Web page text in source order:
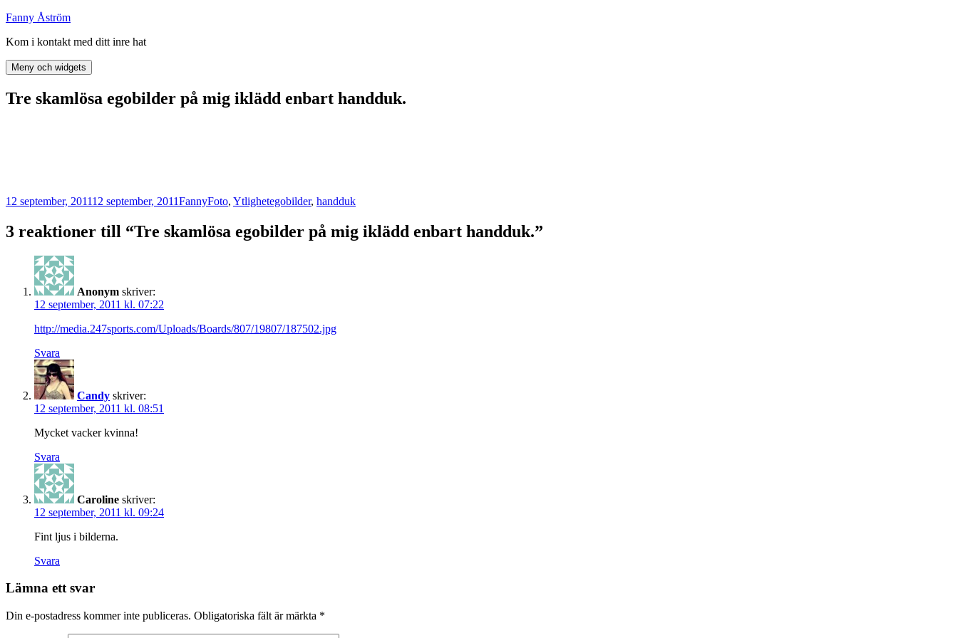
Hoppa
innehåll
Fanny Åström
Kom i kontakt med ditt inre hat
Meny och widgets
Tre skamlösa egobilder på mig iklädd enbart handduk.
Postat
12 september, 201112 september, 2011Författare
FannyKategorier
Foto, YtlighetTaggar
egobilder, handduk
3 reaktioner till “Tre skamlösa egobilder på mig iklädd enbart handduk.”
Anonym skriver:
12 september, 2011 kl. 07:22
http://media.247sports.com/Uploads/Boards/807/19807/187502.jpg
Svara
Candy skriver:
12 september, 2011 kl. 08:51
Mycket vacker kvinna!
Svara
Caroline skriver:
12 september, 2011 kl. 09:24
Fint ljus i bilderna.
Svara
Lämna ett svar
Din e-postadress kommer inte publiceras. Obligatoriska fält är märkta *